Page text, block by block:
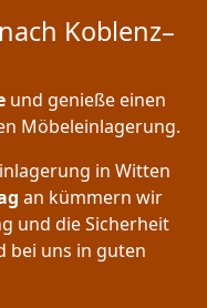
Koblenz–
und genieße einen
Möbeleinlagerung.
in Witten
an kümmern wir
und die Sicherheit
bei uns in guten